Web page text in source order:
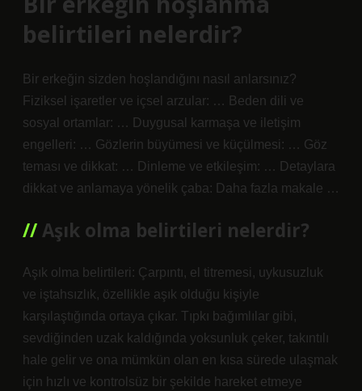
belirtileri nelerdir?
Bir erkeğin sizden hoşlandığını nasıl anlarsınız?
Fiziksel işaretler ve içsel arzular: … Beden dili ve
sosyal ortamlar: … Duygusal karmaşa ve iletişim
engelleri: … Gözlerin büyümesi ve küçülmesi: … Göz
teması ve dikkat: … Dinleme ve etkileşim: … Detaylara
dikkat ve anlamaya yönelik çaba: Daha fazla makale …
Aşık olma belirtileri nelerdir?
Aşık olma belirtileri: Çarpıntı, el titremesi, uykusuzluk
ve iştahsızlık, özellikle aşık olduğu kişiyle
karşılaştığında ortaya çıkar. Tıpkı bağımlılar gibi,
sevdiğinden uzak kaldığında yoksunluk çeker, takıntılı
hale gelir ve ona mümkün olan en kısa sürede ulaşmak
için hızlı ve kontrolsüz bir şekilde hareket etmeye